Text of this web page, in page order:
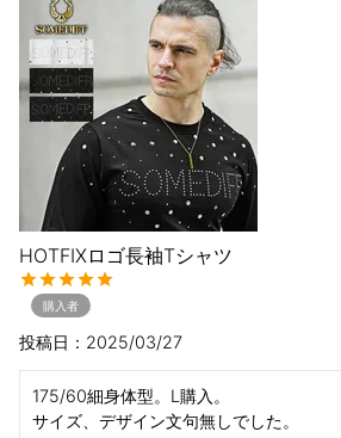
HOTFIXロゴ長袖Tシャツ
購入者
投稿日 2025/03/27
175/60細身体型。L購入。
サイズ、デザイン文句無しでした。